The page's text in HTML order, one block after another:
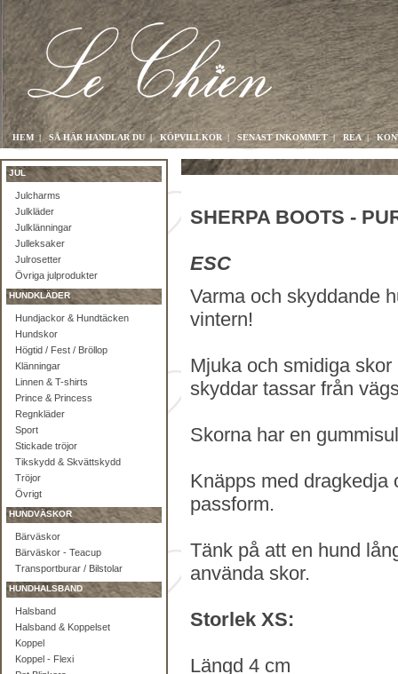
HEM | SÅ HÄR HANDLAR DU |KÖPVILLKOR | SENAST INKOMMET|REA|
JUL
Julcharms
Julkläder
Julklänningar
Julleksaker
Julrosetter
Övriga julprodukter
HUNDKLÄDER
Hundjackor & Hundtäcken
Hundskor
Högtid / Fest / Bröllop
Klänningar
Linnen & T-shirts
Prince & Princess
Regnkläder
Sport
Stickade tröjor
Tikskydd & Skvättskydd
Tröjor
Övrigt
HUNDVÄSKOR
Bärväskor
Bärväskor - Teacup
Transportburar / Bilstolar
HUNDHALSBAND
Halsband
Halsband & Koppelset
Koppel
Koppel - Flexi
SHERPA BOOTS -
ESC
Varma och skyddande
vintern!
Mjuka och smidiga
skyddar tassar från
Skorna har en
Knäpps med dragkedja
passform.
Tänk på att en hund
använda skor.
Storlek XS:
Längd 4 cm